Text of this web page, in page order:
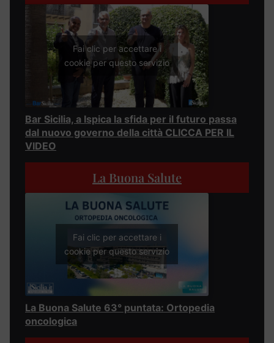
Fai clic per accettare i
cookie per questo servizio
Bar Sicilia, a Ispica la sfida per il futuro passa
dal nuovo governo della città CLICCA PER IL
VIDEO
La Buona Salute
Fai clic per accettare i
cookie per questo servizio
La Buona Salute 63° puntata: Ortopedia
oncologica